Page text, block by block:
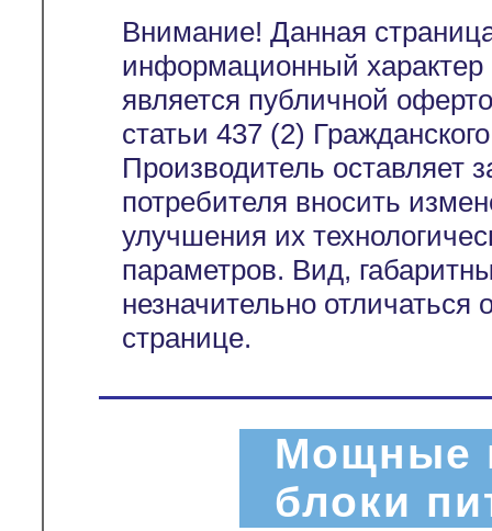
Внимание! Данная
информационный характер
является публичной
статьи 437 (2)
Производитель оставляет
потребителя вносить
улучшения их
параметров. Вид,
незначительно
странице.
Мощные
блоки